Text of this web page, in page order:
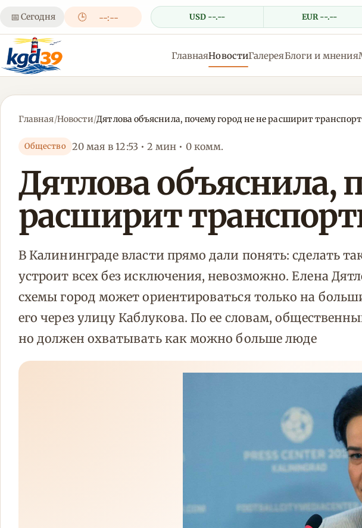
📅 Сегодня 🕒 --:-- USD --.-- EUR --.--
ГлавнаяНовостиГалереяБлоги и мнения
Главная/Новости/Дятлова объяснила, почему город не не расширит
Общество 20 мая в 12:53 • 2 мин • 0 комм.
Дятлова объяснила,
расширит
В Калининграде власти прямо дали понять: сделать
устроит всех без исключения, невозможно. Елена
схемы город может ориентироваться только на
его через улицу Каблукова. По ее словам,
но должен охватывать как можно больше люде